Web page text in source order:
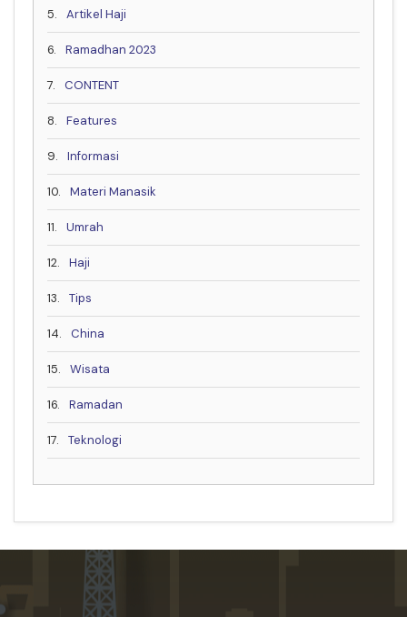
5. Artikel Haji
6. Ramadhan 2023
7. CONTENT
8. Features
9. Informasi
10. Materi Manasik
11. Umrah
12. Haji
13. Tips
14. China
15. Wisata
16. Ramadan
17. Teknologi